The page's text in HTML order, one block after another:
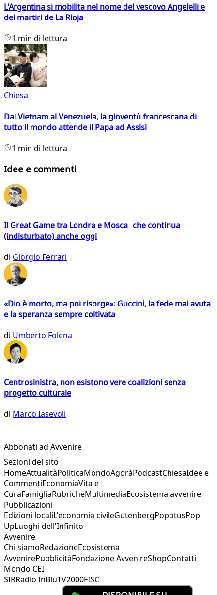
L'Argentina si mobilita nel nome del vescovo Angelelli e
dei martiri de La Rioja
1 min di lettura
Chiesa
Dal Vietnam al Venezuela, la gioventù francescana di
tutto il mondo attende il Papa ad Assisi
1 min di lettura
Idee e commenti
Il Great Game tra Londra e Mosca che continua
(indisturbato) anche oggi
di Giorgio Ferrari
«Dio è morto, ma poi risorge»: Guccini, la fede mai avuta
e la speranza sempre coltivata
di Umberto Folena
Centrosinistra, non esistono vere coalizioni senza
progetto culturale
di Marco Iasevoli
Abbonati ad Avvenire
Sezioni del sito
HomeAttualitàPoliticaMondoAgoràPodcastChiesaIdee e
CommentiEconomiaVita e
CuraFamigliaRubricheMultimediaEcosistema avvenire
Pubblicazioni
Edizioni localiL'economia civileGutenbergPopotusPop
UpLuoghi dell'Infinito
Avvenire
Chi siamoRedazioneEcosistema
AvvenirePubblicitàFondazione AvvenireShopContatti
Mondo CEI
SIRRadio InBluTV2000FISC